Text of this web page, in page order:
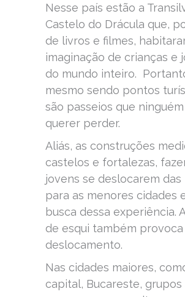
Nesse país estão a
Castelo do Drácula que,
de livros e filmes,
imaginação de crianças e
do mundo inteiro.
mesmo sendo pontos
são passeios que
querer perder.
Aliás, as construções
castelos e fortalezas,
jovens se deslocarem das
para as menores cidades
busca dessa experiência.
de esqui também provoca
deslocamento.
Nas cidades maiores,
capital, Bucareste, grupos